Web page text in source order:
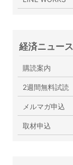
経済ニュース
購読案内
2週間無料試読
メルマガ申込
取材申込